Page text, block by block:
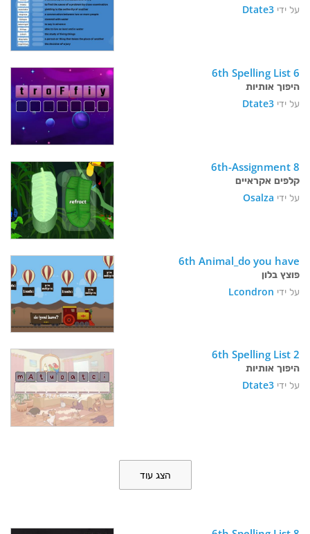
על ידי Dtate3
6th Spelling List 6
היפוך אותיות
על ידי Dtate3
6th-Assignment 8
קלפים אקראיים
על ידי Osalza
6th Animal_do you have
פוצץ בלון
על ידי Lcondron
6th Spelling List 2
היפוך אותיות
על ידי Dtate3
הצג עוד